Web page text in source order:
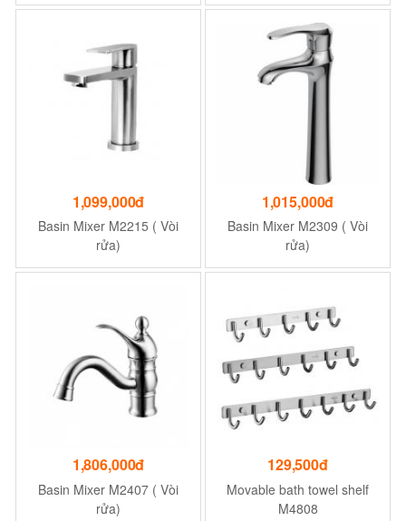
vệ sinh cuộn 700g, 2 lớp)
1,099,000đ
Basin Mixer M2215 ( Vòi
rửa)
1,015,000đ
Basin Mixer M2309 ( Vòi
rửa)
1,806,000đ
Basin Mixer M2407 ( Vòi
rửa)
129,500đ
Movable bath towel shelf
M4808